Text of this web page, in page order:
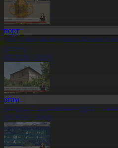
Азия ойындарына
20:09
7 жарым мың тұрғын жаңа
20:08